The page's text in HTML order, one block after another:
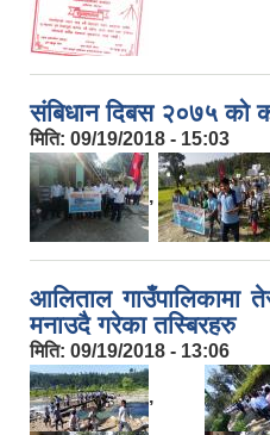
संबिधान दिबस २०७५ को
मिति: 09/19/2018 - 15:03
,
आलिताल गाउँपालिकामा
मनाउदै गरेका तस्बिरहरु
मिति: 09/19/2018 - 13:06
,